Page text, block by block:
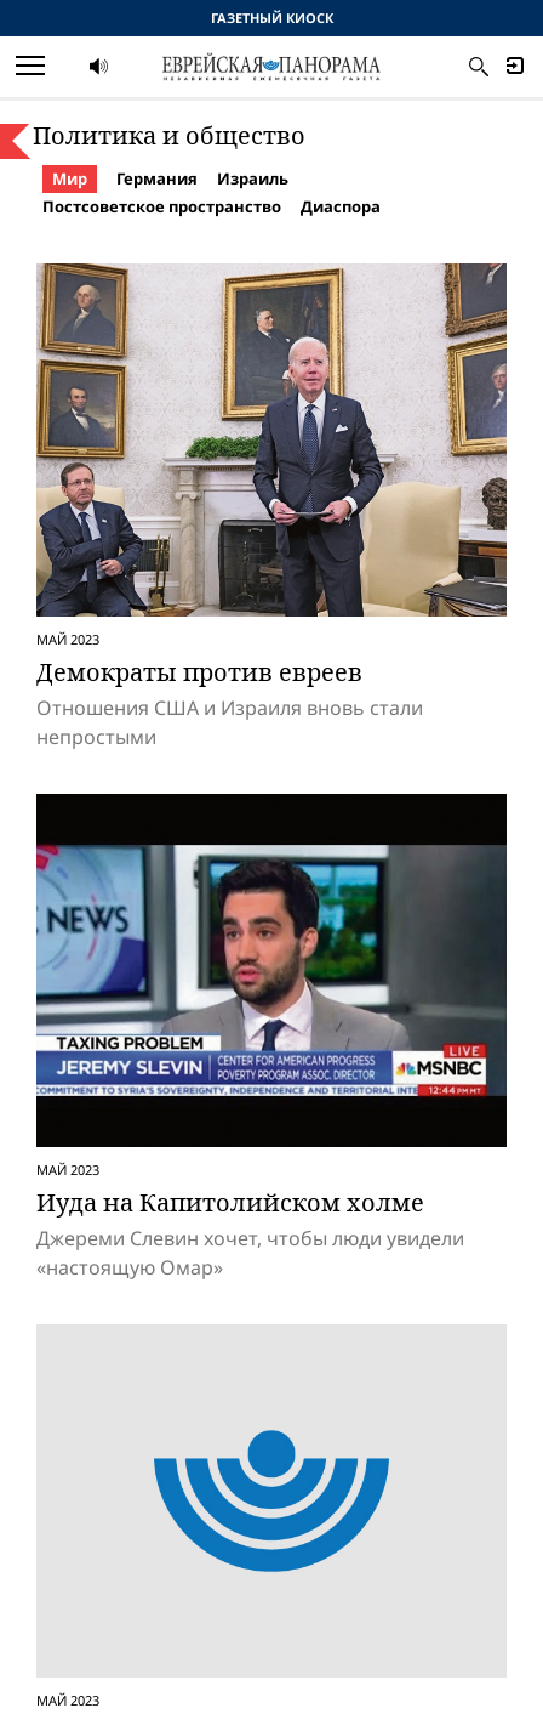
Политика и общество
Мир Германия
Израиль
Постсоветское пространство
Диаспора
МАЙ 2023
Демократы против евреев
Отношения США и Израиля вновь стали
непростыми
МАЙ 2023
Иуда на Капитолийском холме
Джереми Слевин хочет, чтобы люди увидели
«настоящую Омар»
МАЙ 2023
ГАЗЕТНЫЙ КИОСК